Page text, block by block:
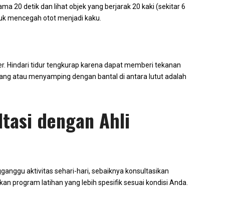
20 detik dan lihat objek yang berjarak 20 kaki (sekitar 6
mencegah otot menjadi kaku.
Hindari tidur tengkurap karena dapat memberi tekanan
atau menyamping dengan bantal di antara lutut adalah
dengan Ahli
aktivitas sehari-hari, sebaiknya konsultasikan
program latihan yang lebih spesifik sesuai kondisi Anda.